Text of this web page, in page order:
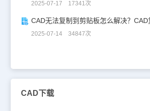
2025-07-17 17341次
2025-07-14 34847次
CAD下载